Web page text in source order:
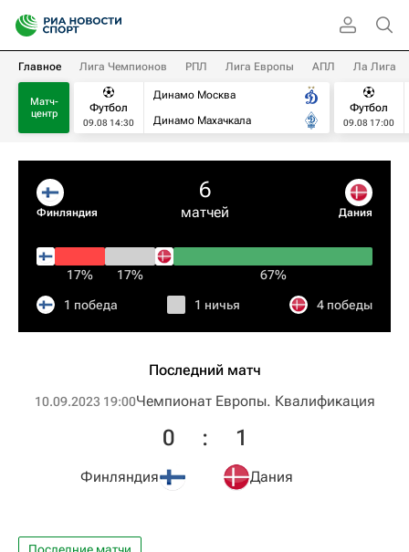
Главное Лига Чемпионов РПЛ Лига Европы АПЛ Ла Лига
Матч-
центр
Футбол
09.08 14:30
Динамо Москва
Динамо Махачкала
Футбол
09.08 17:00
Финляндия
6
матчей Дания
17% 17% 67%
1 победа 1 ничья 4 победы
Последний матч
10.09.2023 19:00Чемпионат Европы. Квалификация​
Финляндия
0 : 1
Дания